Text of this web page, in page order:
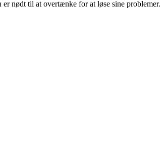
nødt til at overtænke for at løse sine problemer.